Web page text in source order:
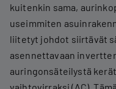
kuitenkin sama,
useimmiten
liitetyt johdot siirtävät
asennettavaan
auringonsäteilystä